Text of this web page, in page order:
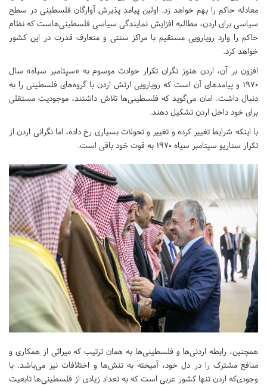
معادله حاکم را بهم خواهد زد. اولین پیامد پذیرش آوارگان فلسطینی در سطح
سیاسی برای اردن، مطالبه افزایش نمایندگی سیاسی فلسطینی‌هاست که نظام
حاکم را وارد رویارویی مستقیم با مراکز سنتی و متعارف قدرت در این کشور
خواهد کرد.
افزون بر آن، اردن هنوز نگران تکرار حوادث موسوم به «سپتامبر سیاه» سال
1970 و پیامدهای آن است که رویارویی ارتش اردن با گروه‌های فلسطینی را به
دنبال داشت. امان می‌گوید که فلسطینی‌ها تلاش داشتند، موجودیت مستقلی
برای خود داخل اردن تشکیل دهند.
با اینکه شرایط تغییر کرده و تغییر و تحولات بسیاری رخ داده، اما نگرانی اردن از
تکرار سناریو سپتامبر سیاه 1970 به قوت خود باقی است.
همچنین، رابطه اردنی‌ها و فلسطینی‌ها به همان ترتیب که میراثی از همکاری و
منافع مشترک را در دل خود، آمیخته به تنش‌ها و اختلافات نیز می‌باشد. با
وجودی‌که اردن تنها کشور عربی است که به تعداد زیادی از فلسطینی‌ها تابعیت